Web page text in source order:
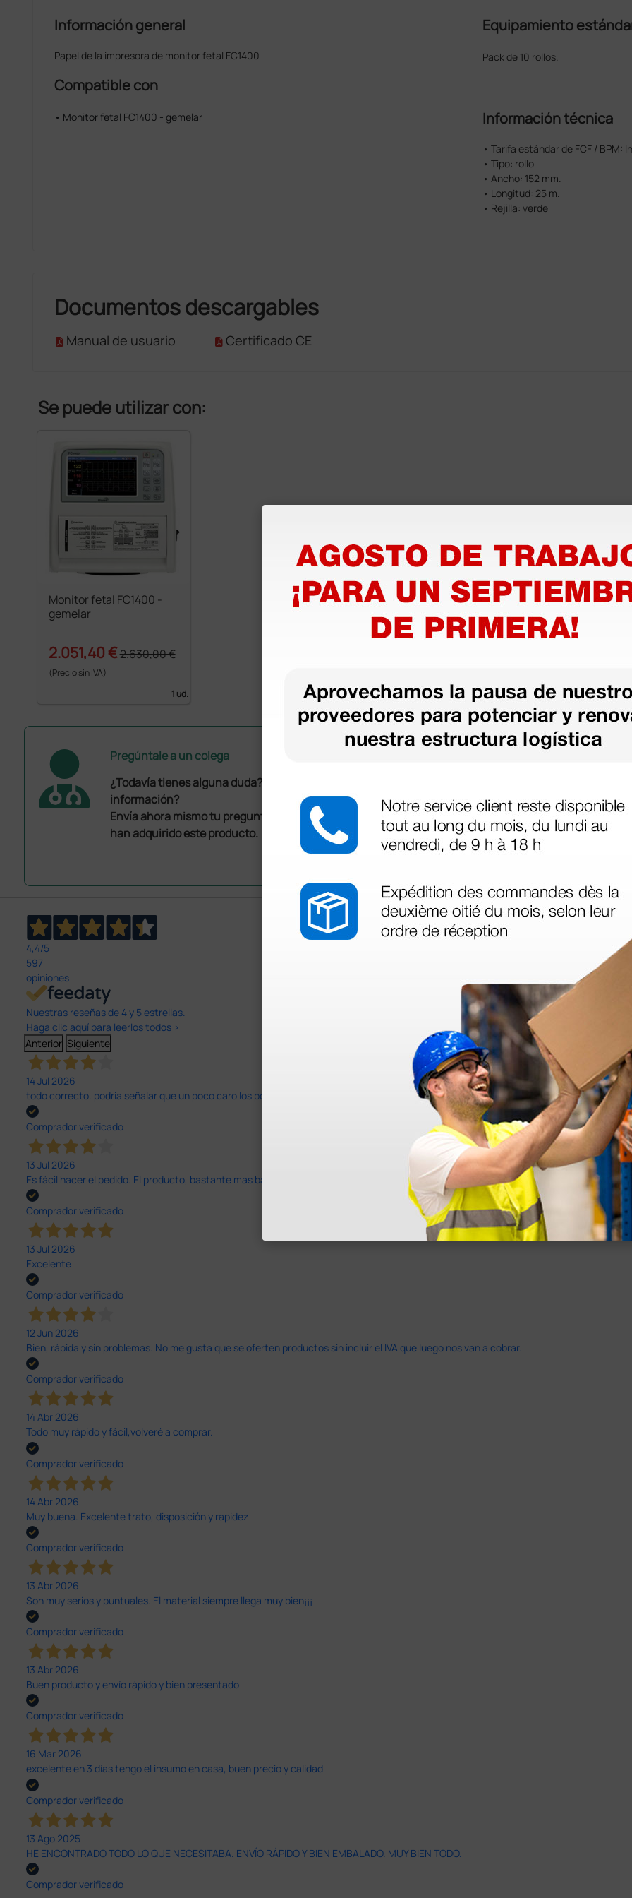
Información general
Papel de la impresora de monitor fetal FC1400
Compatible con
• Monitor fetal FC1400 - gemelar
Equipamiento
Pack de 10 rollos.
Información técnica
• Tarifa estándar de FCF / BPM:
• Tipo: rollo
• Ancho: 152 mm.
• Longitud: 25 m.
• Rejilla: verde
Documentos descargables
Manual de usuario Certificado CE
Se puede utilizar con:
Monitor fetal FC1400 -
gemelar
2.051,40 €2.630,00 €
(Precio sin IVA)
1 ud.
Pregúntale a un colega
¿Todavía tienes alguna duda? ¿Necesitas más
información?
Envía ahora mismo tu pregunta a los colegas que ya
han adquirido este producto.
4,4/5
597
opiniones
Nuestras reseñas de 4 y 5 estrellas.
Haga clic aquí para leerlos todos >
Anterior Siguiente
14 Jul 2026
todo correcto. podria señalar que un poco caro los portes y el plazo de entrega se alarga.
Comprador verificado
13 Jul 2026
Es fácil hacer el pedido. El producto, bastante mas barato que en otras plataformas de material médico. Pero el envío cuesta más del
Comprador verificado
13 Jul 2026
Excelente
Comprador verificado
12 Jun 2026
Bien, rápida y sin problemas. No me gusta que se oferten productos sin incluir el IVA que luego nos van a cobrar.
Comprador verificado
14 Abr 2026
Todo muy rápido y fácil,volveré a comprar.
Comprador verificado
14 Abr 2026
Muy buena. Excelente trato, disposición y rapidez
Comprador verificado
13 Abr 2026
Son muy serios y puntuales. El material siempre llega muy bien¡¡¡
Comprador verificado
13 Abr 2026
Buen producto y envío rápido y bien presentado
Comprador verificado
16 Mar 2026
excelente en 3 días tengo el insumo en casa, buen precio y calidad
Comprador verificado
13 Ago 2025
HE ENCONTRADO TODO LO QUE NECESITABA. ENVÍO RÁPIDO Y BIEN EMBALADO. MUY BIEN TODO.
Comprador verificado